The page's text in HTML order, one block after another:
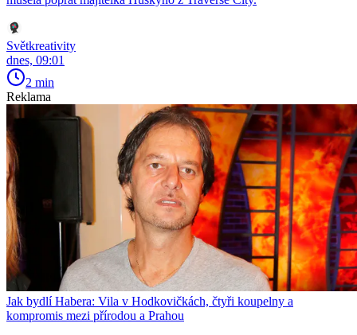
Světkreativity
dnes, 09:01
2 min
Reklama
Jak bydlí Habera: Vila v Hodkovičkách, čtyři koupelny a
kompromis mezi přírodou a Prahou